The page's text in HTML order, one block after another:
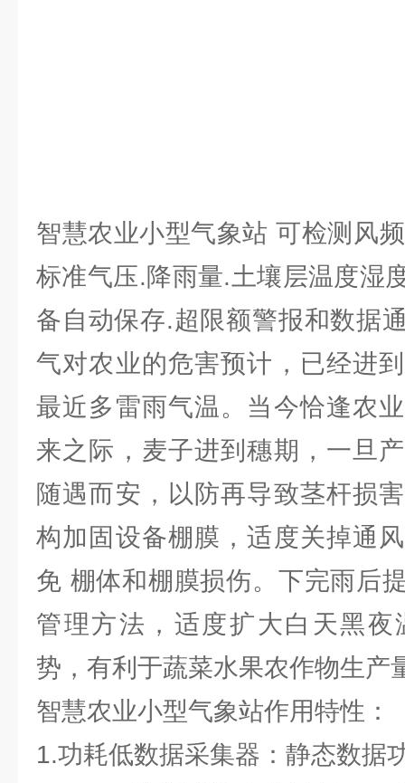
智慧农业小型气象站 可检测风
标准气压.降雨量.土壤层温度湿
备自动保存.超限额警报和数据
气对农业的危害预计，已经进
最近多雷雨气温。当今恰逢农
来之际，麦子进到穗期，一旦
随遇而安，以防再导致茎杆损
构加固设备棚膜，适度关掉通
免 棚体和棚膜损伤。下完雨后
管理方法，适度扩大白天黑
势，有利于蔬菜水果农作物生产
智慧农业小型气象站作用特性：
1.功耗低数据采集器：静态数据